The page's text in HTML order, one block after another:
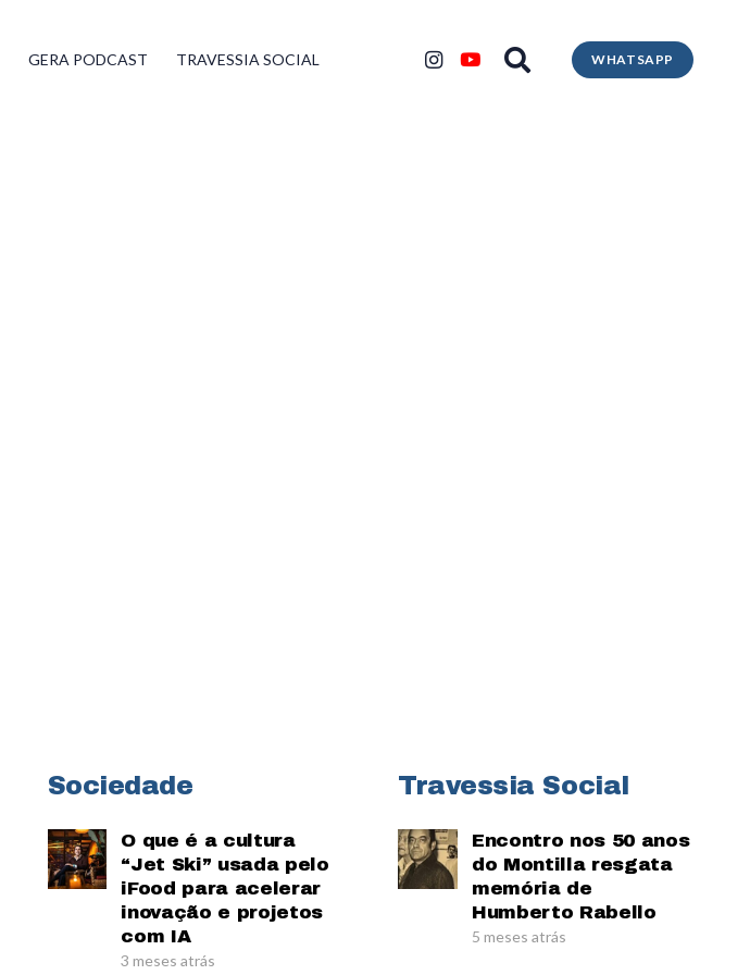
GERA PODCAST TRAVESSIA SOCIAL WHATSAPP
Sociedade
O que é a cultura
“Jet Ski” usada pelo
iFood para acelerar
inovação e projetos
com IA
3 meses atrás
Travessia Social
Encontro nos 50 anos
do Montilla resgata
memória de
Humberto Rabello
5 meses atrás